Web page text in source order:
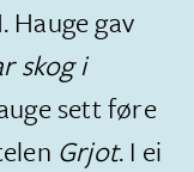
Hauge gav
skog i
sett føre
Grjot. I ei